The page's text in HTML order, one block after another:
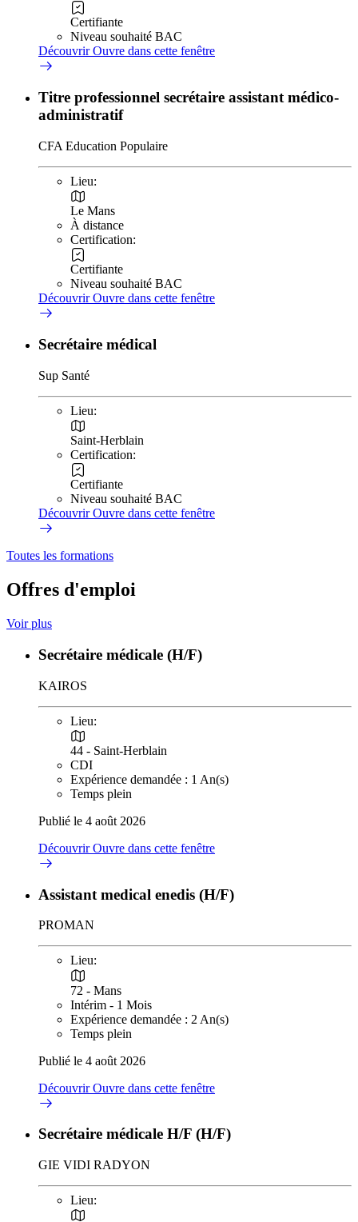
Certifiante
Niveau souhaité BAC
DécouvrirOuvre dans cette fenêtre
Titre professionnel secrétaire assistant médico-
administratif
CFA Education Populaire
Lieu:
Le Mans
À distance
Certification:
Certifiante
Niveau souhaité BAC
DécouvrirOuvre dans cette fenêtre
Secrétaire médical
Sup Santé
Lieu:
Saint-Herblain
Certification:
Certifiante
Niveau souhaité BAC
DécouvrirOuvre dans cette fenêtre
Toutes les formations
Offres d'emploi
Voir plus
Secrétaire médicale (H/F)
KAIROS
Lieu:
44 - Saint-Herblain
CDI
Expérience demandée : 1 An(s)
Temps plein
Publié le 4 août 2026
DécouvrirOuvre dans cette fenêtre
Assistant medical enedis (H/F)
PROMAN
Lieu:
72 - Mans
Intérim - 1 Mois
Expérience demandée : 2 An(s)
Temps plein
Publié le 4 août 2026
DécouvrirOuvre dans cette fenêtre
Secrétaire médicale H/F (H/F)
GIE VIDI RADYON
Lieu: